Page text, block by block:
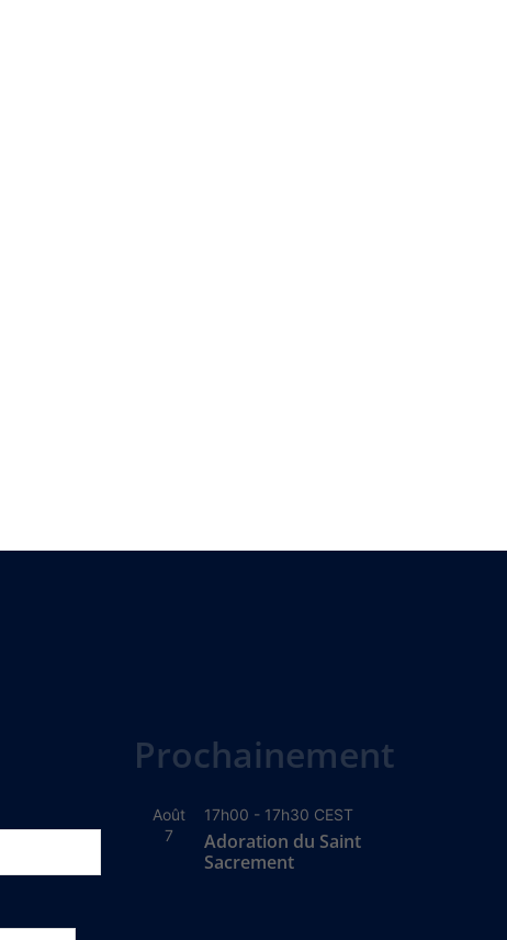
Prochainement
Août
7
17h00 - 17h30 CEST
Adoration du Saint
Sacrement